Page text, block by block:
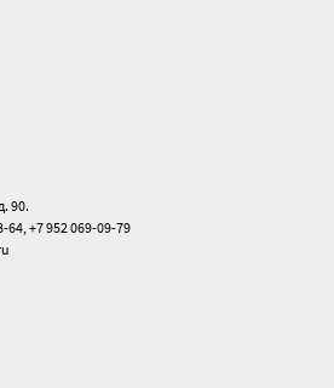
90.
+7 952 069-09-79